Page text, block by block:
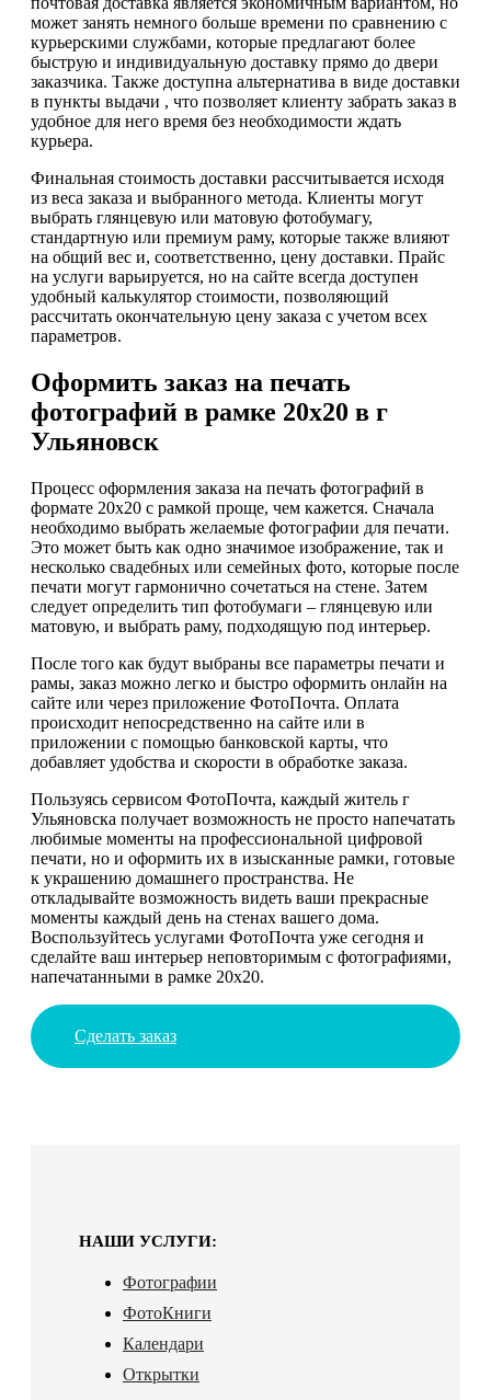
может занять немного больше времени по сравнению с
курьерскими службами, которые предлагают более
быструю и индивидуальную доставку прямо до двери
заказчика. Также доступна альтернатива в виде доставки
в пункты выдачи , что позволяет клиенту забрать заказ в
удобное для него время без необходимости ждать
курьера.
Финальная стоимость доставки рассчитывается исходя
из веса заказа и выбранного метода. Клиенты могут
выбрать глянцевую или матовую фотобумагу,
стандартную или премиум раму, которые также влияют
на общий вес и, соответственно, цену доставки. Прайс
на услуги варьируется, но на сайте всегда доступен
удобный калькулятор стоимости, позволяющий
рассчитать окончательную цену заказа с учетом всех
параметров.
Оформить заказ на печать
фотографий в рамке 20х20 в г
Ульяновск
Процесс оформления заказа на печать фотографий в
формате 20х20 с рамкой проще, чем кажется. Сначала
необходимо выбрать желаемые фотографии для печати.
Это может быть как одно значимое изображение, так и
несколько свадебных или семейных фото, которые после
печати могут гармонично сочетаться на стене. Затем
следует определить тип фотобумаги – глянцевую или
матовую, и выбрать раму, подходящую под интерьер.
После того как будут выбраны все параметры печати и
рамы, заказ можно легко и быстро оформить онлайн на
сайте или через приложение ФотоПочта. Оплата
происходит непосредственно на сайте или в
приложении с помощью банковской карты, что
добавляет удобства и скорости в обработке заказа.
Пользуясь сервисом ФотоПочта, каждый житель г
Ульяновска получает возможность не просто напечатать
любимые моменты на профессиональной цифровой
печати, но и оформить их в изысканные рамки, готовые
к украшению домашнего пространства. Не
откладывайте возможность видеть ваши прекрасные
моменты каждый день на стенах вашего дома.
Воспользуйтесь услугами ФотоПочта уже сегодня и
сделайте ваш интерьер неповторимым с фотографиями,
напечатанными в рамке 20х20.
Сделать заказ
НАШИ УСЛУГИ:
Фотографии
ФотоКниги
Календари
Открытки